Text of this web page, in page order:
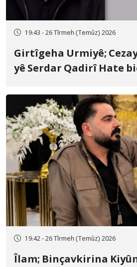
19:43 - 26 Tîrmeh (Temûz) 2026
Girtîgeha Urmiyê;
yê Serdar Qadirî Hate
19:42 - 26 Tîrmeh (Temûz) 2026
Îlam; Binçavkirina